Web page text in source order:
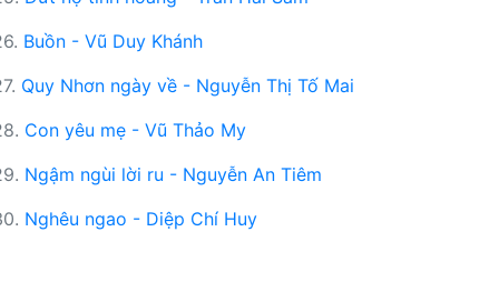
Buồn - Vũ Duy Khánh
Quy Nhơn ngày về - Nguyễn Thị Tố Mai
Con yêu mẹ - Vũ Thảo My
Ngậm ngùi lời ru - Nguyễn An Tiêm
Nghêu ngao - Diệp Chí Huy